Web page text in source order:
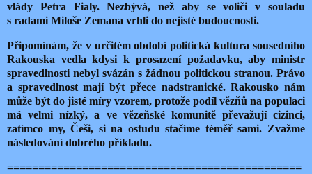
vlády Petra Fialy. Nezbývá, než aby se voliči v souladu
s radami Miloše Zemana vrhli do nejisté budoucnosti.
Připomínám, že v určitém období politická kultura sousedního
Rakouska vedla kdysi k prosazení požadavku, aby ministr
spravedlnosti nebyl svázán s žádnou politickou stranou. Právo
a spravedlnost mají být přece nadstranické. Rakousko nám
může být do jisté míry vzorem, protože podíl vězňů na populaci
má velmi nízký, a ve vězeňské komunitě převažují cizinci,
zatímco my, Češi, si na ostudu stačíme téměř sami. Zvažme
následování dobrého příkladu.
===============================================